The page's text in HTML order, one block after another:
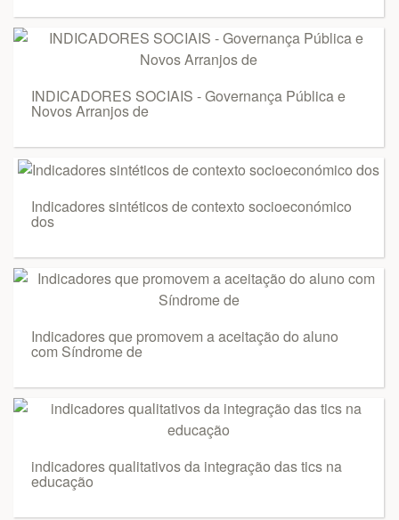
INDICADORES SOCIAIS - Governança Pública e
Novos Arranjos de
Indicadores sintéticos de contexto socioeconómico
dos
Indicadores que promovem a aceitação do aluno
com Síndrome de
indicadores qualitativos da integração das tics na
educação